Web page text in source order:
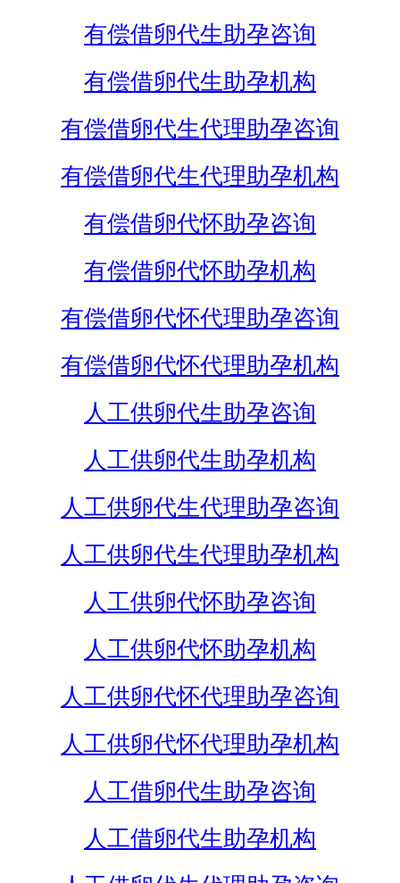
有偿借卵代生助孕咨询
有偿借卵代生助孕机构
有偿借卵代生代理助孕咨询
有偿借卵代生代理助孕机构
有偿借卵代怀助孕咨询
有偿借卵代怀助孕机构
有偿借卵代怀代理助孕咨询
有偿借卵代怀代理助孕机构
人工供卵代生助孕咨询
人工供卵代生助孕机构
人工供卵代生代理助孕咨询
人工供卵代生代理助孕机构
人工供卵代怀助孕咨询
人工供卵代怀助孕机构
人工供卵代怀代理助孕咨询
人工供卵代怀代理助孕机构
人工借卵代生助孕咨询
人工借卵代生助孕机构